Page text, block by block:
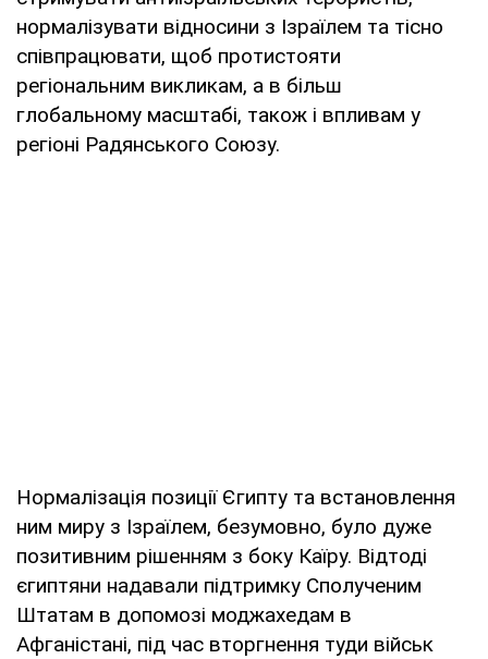
нормалізувати відносини з Ізраїлем та тісно
співпрацювати, щоб протистояти
регіональним викликам, а в більш
глобальному масштабі, також і впливам у
регіоні Радянського Союзу.
Нормалізація позиції Єгипту та встановлення
ним миру з Ізраїлем, безумовно, було дуже
позитивним рішенням з боку Каїру. Відтоді
єгиптяни надавали підтримку Сполученим
Штатам в допомозі моджахедам в
Афганістані, під час вторгнення туди військ